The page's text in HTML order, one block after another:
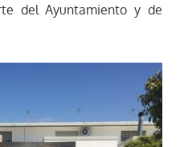
del Ayuntamiento y de